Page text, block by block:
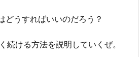
どうすればいいのだろう？
続ける方法を説明していくぜ。